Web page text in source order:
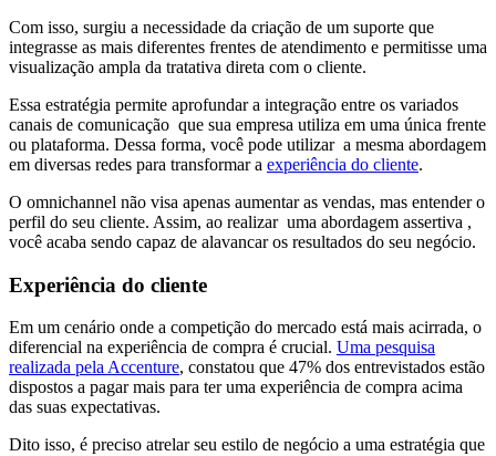
Com isso, surgiu a necessidade da criação de um suporte que
integrasse as mais diferentes frentes de atendimento e permitisse uma
visualização ampla da tratativa direta com o cliente.
Essa estratégia permite aprofundar a integração entre os variados
canais de comunicação que sua empresa utiliza em uma única frente
ou plataforma. Dessa forma, você pode utilizar a mesma abordagem
em diversas redes para transformar a experiência do cliente.
O omnichannel não visa apenas aumentar as vendas, mas entender o
perfil do seu cliente. Assim, ao realizar uma abordagem assertiva ,
você acaba sendo capaz de alavancar os resultados do seu negócio.
Experiência do cliente
Em um cenário onde a competição do mercado está mais acirrada, o
diferencial na experiência de compra é crucial. Uma pesquisa
realizada pela Accenture, constatou que 47% dos entrevistados estão
dispostos a pagar mais para ter uma experiência de compra acima
das suas expectativas.
Dito isso, é preciso atrelar seu estilo de negócio a uma estratégia que